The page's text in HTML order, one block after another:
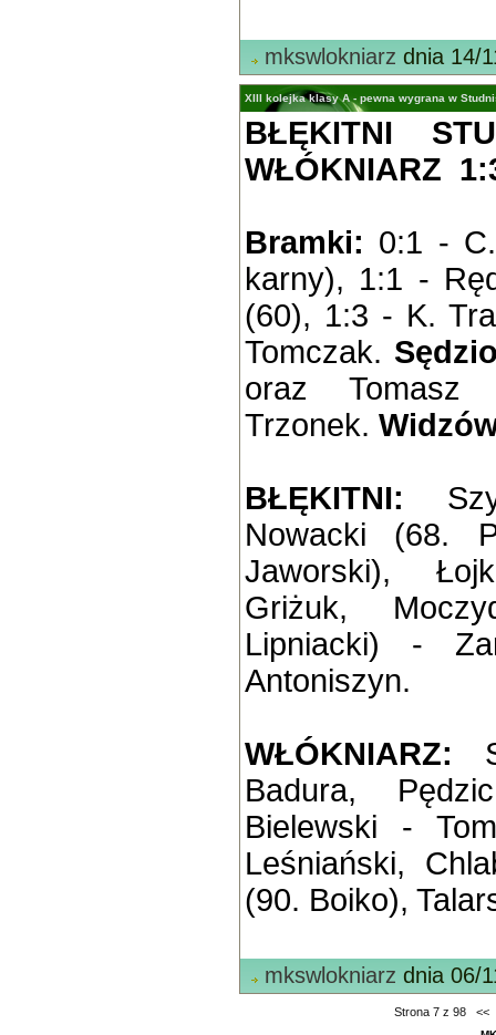
mkswlokniarz dnia 14/
XIII kolejka klasy A - pewna wygrana w
BŁĘKITNI
WŁÓKNIARZ
Bramki: 0:1 -
karny), 1:1 -
(60), 1:3 - K.
Tomczak.
oraz Tomasz
Trzonek.
BŁĘKITNI:
Nowacki (68.
Jaworski),
Griżuk,
Lipniacki) -
Antoniszyn.
WŁÓKNIARZ:
Badura,
Bielewski -
Leśniański,
(90. Boiko),
mkswlokniarz dnia 06/
Strona 7 z 98 <<